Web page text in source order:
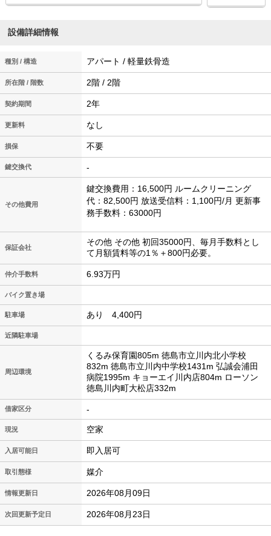
設備詳細情報
種別 / 構造 アパート / 軽量鉄骨造
所在階 / 階数 2階 / 2階
契約期間 2年
更新料 なし
損保 不要
鍵交換代 -
その他費用
鍵交換費用：16,500円 ルームクリーニング
代：82,500円 放送受信料：1,100円/月 更新事
務手数料：63000円
保証会社
その他 その他 初回35000円、毎月手数料とし
て月額賃料等の1％＋800円必要。
仲介手数料 6.93万円
バイク置き場
駐車場 あり 4,400円
近隣駐車場
周辺環境
くるみ保育園805m 徳島市立川内北小学校
832m 徳島市立川内中学校1431m 弘誠会浦田
病院1995m キョーエイ川内店804m ローソン
徳島川内町大松店332m
借家区分 -
現況 空家
入居可能日 即入居可
取引態様 媒介
情報更新日 2026年08月09日
次回更新予定日 2026年08月23日